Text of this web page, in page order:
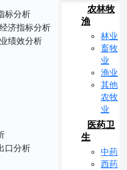
标分析
济指标分析
绩效分析
口分析
农林牧
渔
林业
畜牧
业
渔业
其他
农牧
业
医药卫
生
中药
西药